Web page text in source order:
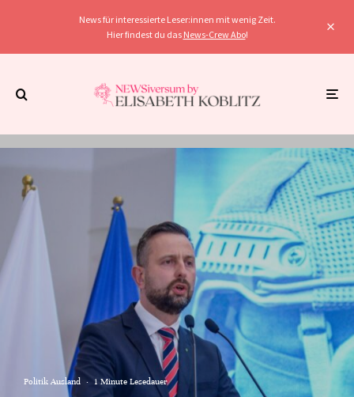
News für interessierte Leser:innen mit wenig Zeit.
Hier findest du das News-Crew Abo!
Politik Ausland · 1 Minute Lesedauer